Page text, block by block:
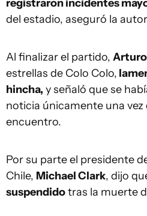
registraron incidentes
del estadio, aseguró la
Al finalizar el partido,
estrellas de Colo Colo,
hincha, y señaló que se
noticia únicamente una vez
encuentro.
Por su parte el presidente
Chile, Michael Clark, dijo
suspendidotras la muerte